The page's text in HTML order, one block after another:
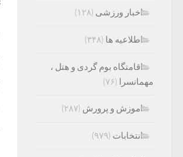
اخبار ورزشی (۱۲۸)
اطلاعیه ها (۳۴۸)
اقامتگاه بوم گردی و هتل ،
مهمانسرا (۷۶)
اموزش و پرورش (۲۸۷)
انتخابات (۹۷۹)